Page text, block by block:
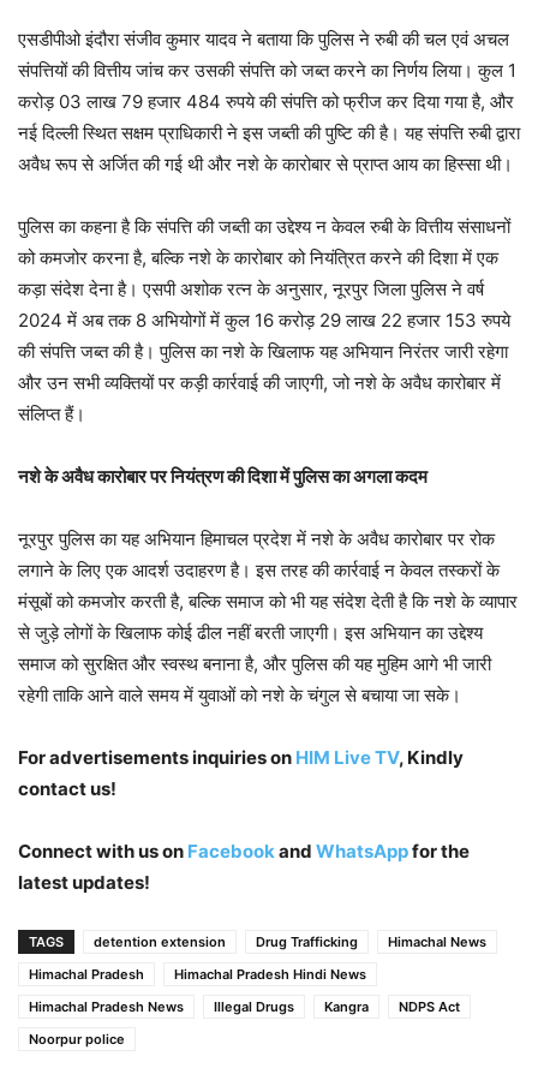
एसडीपीओ इंदौरा संजीव कुमार यादव ने बताया कि पुलिस ने रुबी की चल एवं अचल
संपत्तियों की वित्तीय जांच कर उसकी संपत्ति को जब्त करने का निर्णय लिया। कुल 1
करोड़ 03 लाख 79 हजार 484 रुपये की संपत्ति को फ्रीज कर दिया गया है, और
नई दिल्ली स्थित सक्षम प्राधिकारी ने इस जब्ती की पुष्टि की है। यह संपत्ति रुबी द्वारा
अवैध रूप से अर्जित की गई थी और नशे के कारोबार से प्राप्त आय का हिस्सा थी।
पुलिस का कहना है कि संपत्ति की जब्ती का उद्देश्य न केवल रुबी के वित्तीय संसाधनों
को कमजोर करना है, बल्कि नशे के कारोबार को नियंत्रित करने की दिशा में एक
कड़ा संदेश देना है। एसपी अशोक रत्न के अनुसार, नूरपुर जिला पुलिस ने वर्ष
2024 में अब तक 8 अभियोगों में कुल 16 करोड़ 29 लाख 22 हजार 153 रुपये
की संपत्ति जब्त की है। पुलिस का नशे के खिलाफ यह अभियान निरंतर जारी रहेगा
और उन सभी व्यक्तियों पर कड़ी कार्रवाई की जाएगी, जो नशे के अवैध कारोबार में
संलिप्त हैं।
नशे के अवैध कारोबार पर नियंत्रण की दिशा में पुलिस का अगला कदम
नूरपुर पुलिस का यह अभियान हिमाचल प्रदेश में नशे के अवैध कारोबार पर रोक
लगाने के लिए एक आदर्श उदाहरण है। इस तरह की कार्रवाई न केवल तस्करों के
मंसूबों को कमजोर करती है, बल्कि समाज को भी यह संदेश देती है कि नशे के व्यापार
से जुड़े लोगों के खिलाफ कोई ढील नहीं बरती जाएगी। इस अभियान का उद्देश्य
समाज को सुरक्षित और स्वस्थ बनाना है, और पुलिस की यह मुहिम आगे भी जारी
रहेगी ताकि आने वाले समय में युवाओं को नशे के चंगुल से बचाया जा सके।
For advertisements inquiries on HIM Live TV, Kindly
contact us!
Connect with us on Facebookand WhatsAppfor the
latest updates!
TAGS detention extension Drug Trafficking
Himachal News
Himachal Pradesh
Himachal Pradesh Hindi News
Himachal Pradesh News
Illegal Drugs Kangra
NDPS Act
Noorpur police